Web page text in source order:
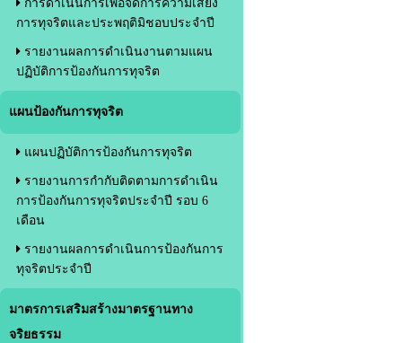
การดำเนินการเพื่อจัดการความเสี่ยง
การทุจริตและประพฤติมิชอบประจำปี
รายงานผลการดำเนินงานตามแผน
ปฏิบัติการป้องกันการทุจริต
แผนป้องกันการทุจริต
แผนปฏิบัติการป้องกันการทุจริต
รายงานการกำกับติดตามการดำเนิน
การป้องกันการทุจริตประจำปี รอบ 6
เดือน
รายงานผลการดำเนินการป้องกันการ
ทุจริตประจำปี
มาตรการเสริมสร้างมาตรฐานทาง
จริยธรรม